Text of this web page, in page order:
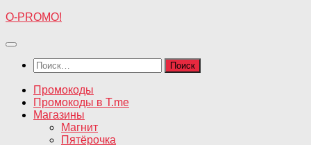
Перейти
содержимому
O-PROMO!
Найти:
Промокоды
Промокоды в T.me
Магазины
Магнит
Пятёрочка